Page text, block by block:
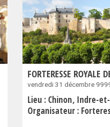
FORTERESSE ROYALE
vendredi 31 décembre
Lieu : Chinon Indre-
Organisateur : Forteresse